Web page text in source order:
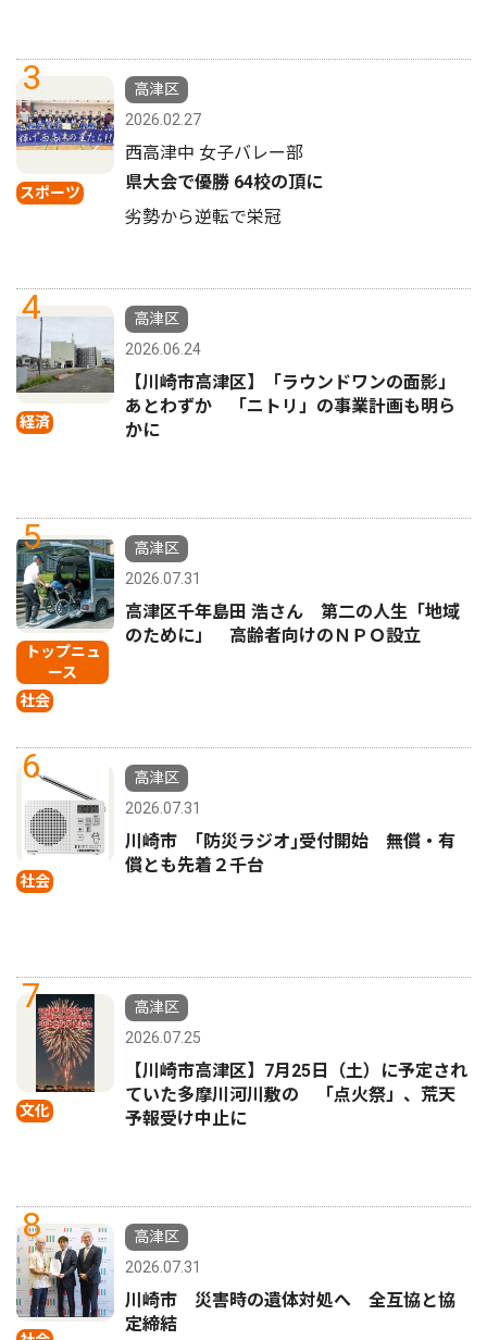
3
スポーツ
高津区
2026.02.27
西高津中 女子バレー部
県大会で優勝 64校の頂に
劣勢から逆転で栄冠
4
経済
高津区
2026.06.24
【川崎市高津区】「ラウンドワンの面影」
あとわずか 「ニトリ」の事業計画も明ら
かに
5
トップニュ
ース
社会
高津区
2026.07.31
高津区千年島田 浩さん 第二の人生「地域
のために」 高齢者向けのＮＰＯ設立
6
社会
高津区
2026.07.31
川崎市 ｢防災ラジオ｣受付開始 無償・有
償とも先着２千台
7
文化
高津区
2026.07.25
【川崎市高津区】7月25日（土）に予定され
ていた多摩川河川敷の 「点火祭」、荒天
予報受け中止に
8
高津区
2026.07.31
川崎市 災害時の遺体対処へ 全互協と協
定締結